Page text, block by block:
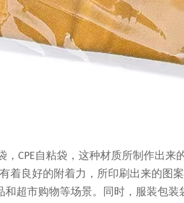
， CPE自粘袋， 这种材质所制作出来
着良好的附着力，所印刷出来的图
超市购物等场景。同时，服装包